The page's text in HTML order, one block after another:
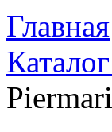
Главная